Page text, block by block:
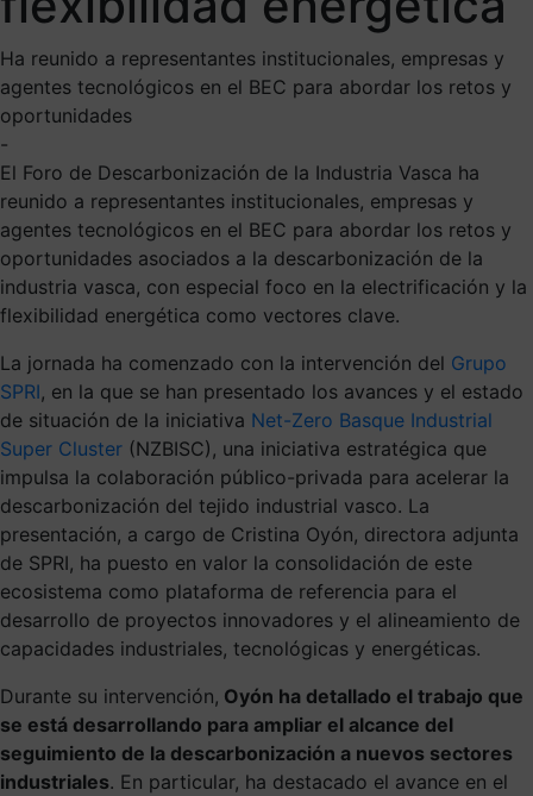
Ha reunido a representantes institucionales, empresas y
agentes tecnológicos en el BEC para abordar los retos y
oportunidades
-
El Foro de Descarbonización de la Industria Vasca ha
reunido a representantes institucionales, empresas y
agentes tecnológicos en el BEC para abordar los retos y
oportunidades asociados a la descarbonización de la
industria vasca, con especial foco en la electrificación y la
flexibilidad energética como vectores clave.
La jornada ha comenzado con la intervención del Grupo
SPRI, en la que se han presentado los avances y el estado
de situación de la iniciativa Net-Zero Basque Industrial
Super Cluster (NZBISC), una iniciativa estratégica que
impulsa la colaboración público-privada para acelerar la
descarbonización del tejido industrial vasco. La
presentación, a cargo de Cristina Oyón, directora adjunta
de SPRI, ha puesto en valor la consolidación de este
ecosistema como plataforma de referencia para el
desarrollo de proyectos innovadores y el alineamiento de
capacidades industriales, tecnológicas y energéticas.
Durante su intervención, Oyón ha detallado el trabajo que
se está desarrollando para ampliar el alcance del
seguimiento de la descarbonización a nuevos sectores
industriales. En particular, ha destacado el avance en el